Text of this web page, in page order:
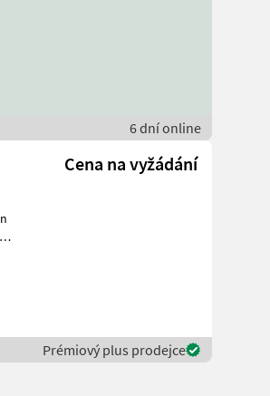
6 dní online
Cena na vyžádání
Prémiový plus prodejce